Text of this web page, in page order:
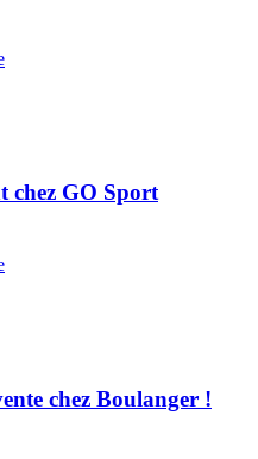
chez GO Sport
chez Boulanger !